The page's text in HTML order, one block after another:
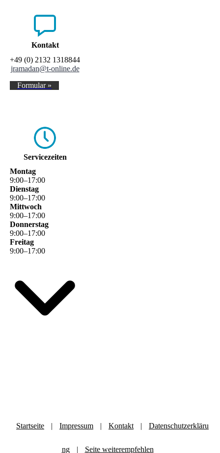
Kontakt
+49 (0) 2132 1318844
jramadan@t-online.de
Formular »
Service­zeiten
Montag
9:00–17:00
Dienstag
9:00–17:00
Mittwoch
9:00–17:00
Donnerstag
9:00–17:00
Freitag
9:00–17:00
Startseite | Impressum | Kontakt | Datenschutzerkläru
ng | Seite weiterempfehlen